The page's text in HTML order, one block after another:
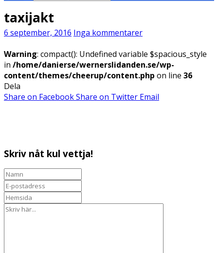
taxijakt
6 september, 2016 Inga kommentarer
Warning: compact(): Undefined variable $spacious_style
in /home/danierse/wernerslidanden.se/wp-
content/themes/cheerup/content.php on line 36
Dela
Share on FacebookShare on Twitter Email
Skriv nåt kul vettja!